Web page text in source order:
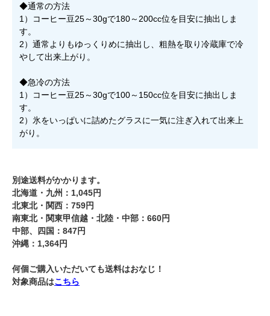
◆通常の方法
1）コーヒー豆25～30gで180～200cc位を目安に抽出しま
す。
2）通常よりもゆっくりめに抽出し、粗熱を取り冷蔵庫で冷
やして出来上がり。
◆急冷の方法
1）コーヒー豆25～30gで100～150cc位を目安に抽出しま
す。
2）氷をいっぱいに詰めたグラスに一気に注ぎ入れて出来上
がり。
別途送料がかかります。
北海道・九州：1,045円
北東北・関西：759円
南東北・関東甲信越・北陸・中部：660円
中部、四国：847円
沖縄：1,364円
何個ご購入いただいても送料はおなじ！
対象商品はこちら